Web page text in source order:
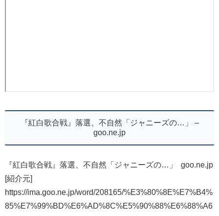
『紅白歌合戦』落選、不自然「ジャニーズの…」 –
goo.ne.jp
『紅白歌合戦』落選、不自然「ジャニーズの…」 goo.ne.jp
[紹介元]
https://ima.goo.ne.jp/word/208165/%E3%80%8E%E7%B4%
85%E7%99%BD%E6%AD%8C%E5%90%88%E6%88%A6